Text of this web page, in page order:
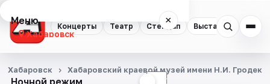
Концерты Театр Стендап Выставки
Меню ×
Хабаровск
Концерты
Ночной режим ☾
Хабаровск Хабаровский краевой музей имени Н.И.